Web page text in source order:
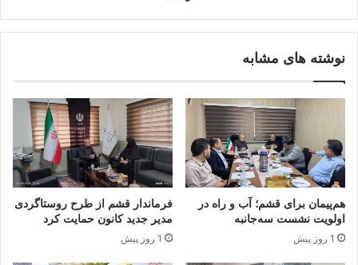
نوشته های مشابه
هم‌پیمان برای قشم؛ آب و راه در
اولویت نشست سه‌جانبه
1 روز پیش
فرماندار قشم از طرح روستاگردی
مدیر جدید کانون حمایت کرد ‌ ‌
1 روز پیش